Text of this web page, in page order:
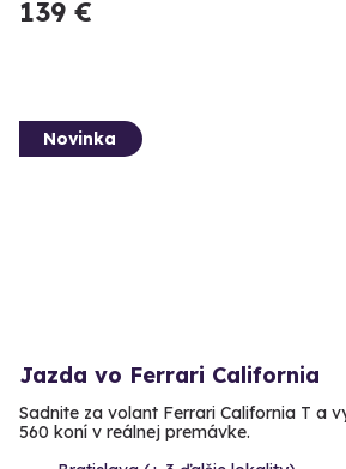
139 €
Novinka
Jazda vo Ferrari California
Sadnite za volant Ferrari California T a
560 koní v reálnej premávke.